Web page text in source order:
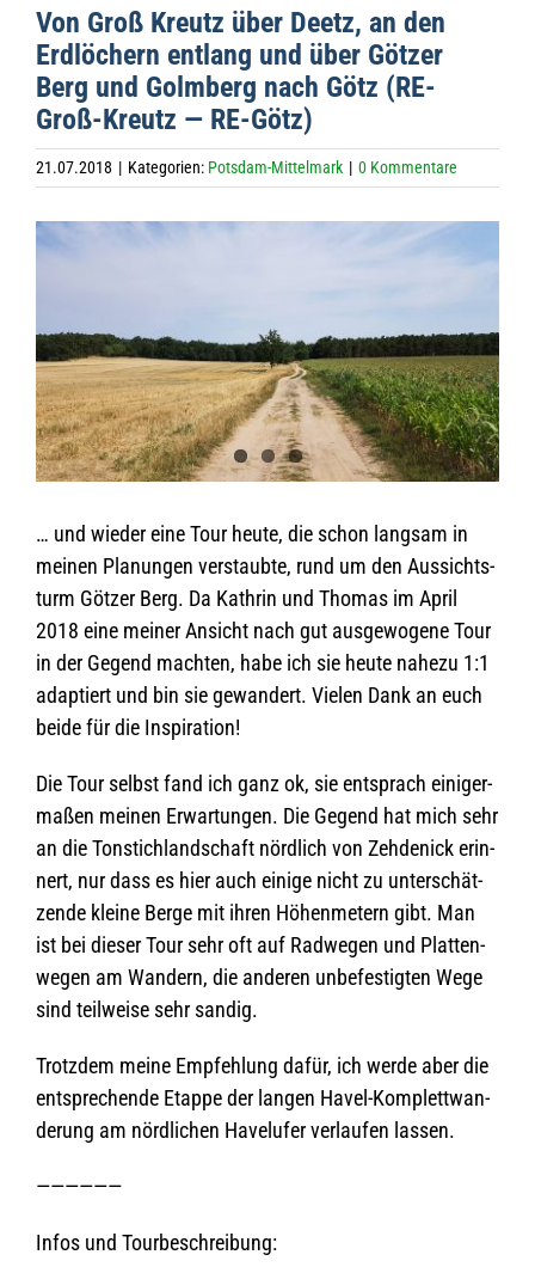
Von Groß Kreutz über Deetz, an den
Erd­lö­chern ent­lang und über Göt­zer
Berg und Golm­berg nach Götz (RE-
Groß-Kreutz — RE-Götz)
21.07.2018 | Kategorien: Potsdam-Mittelmark | 0 Kommentare
Zeige
… und wie­der eine Tour heute, die schon lang­sam in
mei­nen Pla­nun­gen ver­staubte, rund um den Aus­sichts­
turm Göt­zer Berg. Da Kath­rin und Tho­mas im April
2018 eine mei­ner Ansicht nach gut aus­ge­wo­gene Tour
in der Gegend mach­ten, habe ich sie heute nahezu 1:1
adap­tiert und bin sie gewan­dert. Vie­len Dank an euch
beide für die Inspiration!
Die Tour selbst fand ich ganz ok, sie ent­sprach eini­ger­
ma­ßen mei­nen Erwar­tun­gen. Die Gegend hat mich sehr
an die Ton­stich­land­schaft nörd­lich von Zeh­de­nick erin­
nert, nur dass es hier auch einige nicht zu unter­schät­
zende kleine Berge mit ihren Höhen­me­tern gibt. Man
ist bei die­ser Tour sehr oft auf Rad­we­gen und Plat­ten­
we­gen am Wan­dern, die ande­ren unbe­fes­tig­ten Wege
sind teil­weise sehr sandig.
Trotz­dem meine Emp­feh­lung dafür, ich werde aber die
ent­spre­chende Etappe der lan­gen Havel-Kom­plett­wan­
de­rung am nörd­li­chen Havel­ufer ver­lau­fen lassen.
——————
Infos und Tourbeschreibung: